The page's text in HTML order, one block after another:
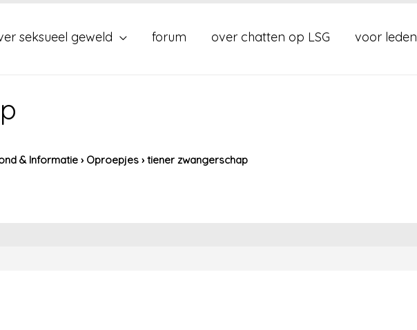
seksueel geweld forum over chatten op LSG voor leden
& Informatie › Oproepjes › tiener zwangerschap